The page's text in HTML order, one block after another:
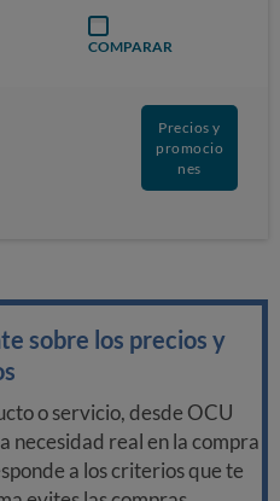
COMPARAR
Precios y
promocio
nes
sobre los precios y
o servicio, desde OCU
necesidad real en la compra
a los criterios que te